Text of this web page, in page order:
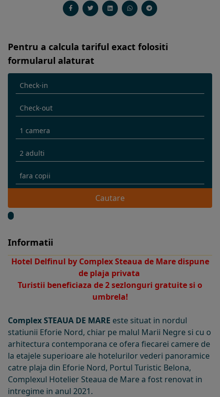
Pentru a calcula tariful exact folositi
formularul alaturat
Cautare
Informatii
Hotel Delfinul by Complex Steaua de Mare dispune
de plaja privata
Turistii beneficiaza de 2 sezlonguri gratuite si o
umbrela!
Complex STEAUA DE MARE este situat in nordul
statiunii Eforie Nord, chiar pe malul Marii Negre si cu o
arhitectura contemporana ce ofera ﬁecarei camere de
la etajele superioare ale hotelurilor vederi panoramice
catre plaja din Eforie Nord, Portul Turistic Belona,
Complexul Hotelier Steaua de Mare a fost renovat in
intregime in anul 2021.